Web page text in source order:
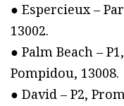
● Espercieux –
13002.
● Palm Beach –
Pompidou, 13008.
● David – P2,